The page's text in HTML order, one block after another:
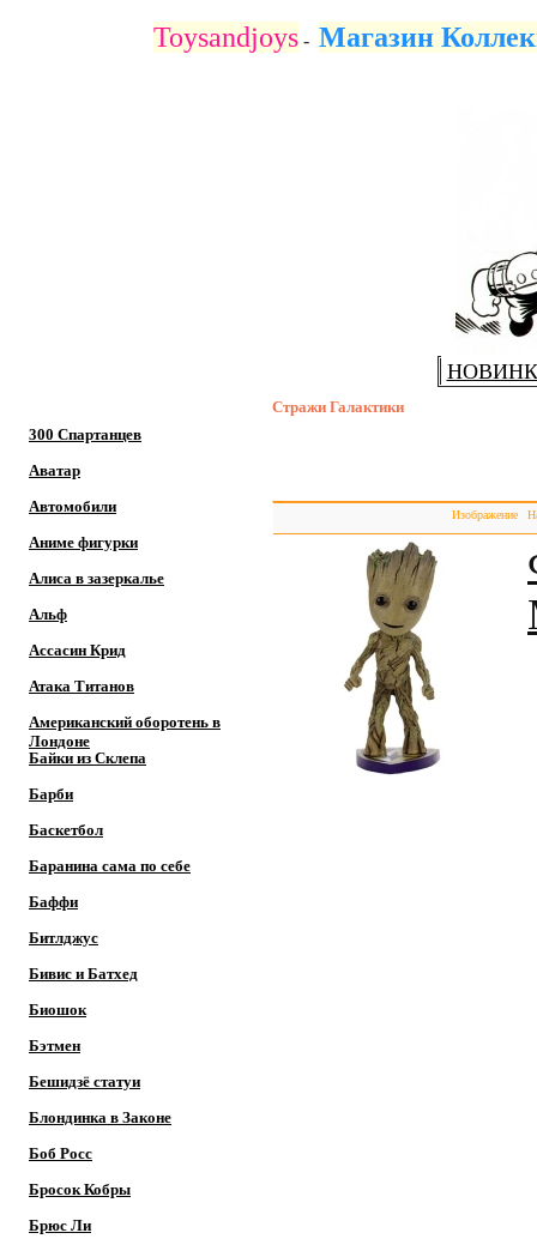
Toysandjoys - Магазин
300 Спартанцев
Аватар
Автомобили
Аниме фигурки
Алиса в зазеркалье
Альф
Ассасин Крид
Атака Титанов
Американский оборотень в
Лондоне
Байки из Склепа
Барби
Баскетбол
Баранина сама по себе
Баффи
Битлджус
Бивис и Батхед
Биошок
Бэтмен
Бешидзё статуи
Блондинка в Законе
Боб Росс
Бросок Кобры
Брюс Ли
Стражи Галактики
Изображение